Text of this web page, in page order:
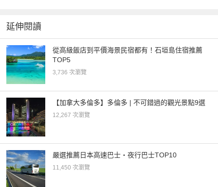
延伸閱讀
從高級飯店到平價海景民宿都有！石垣島住宿推薦
TOP5
3,736 次瀏覽
【加拿大多倫多】多倫多 | 不可錯過的觀光景點9選
12,267 次瀏覽
嚴選推薦日本高速巴士・夜行巴士TOP10
11,450 次瀏覽